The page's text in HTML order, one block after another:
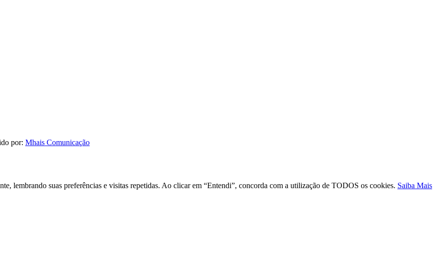
por: Mhais Comunicação
lembrando suas preferências e visitas repetidas. Ao clicar em “Entendi”, concorda com a utilização de TODOS os cookies. Saiba Mais